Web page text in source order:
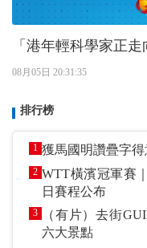
「港年輕科學家正走
08月05日 20:31:35
排行榜
1
2 WTT橫濱冠軍賽
日賽程公布
3
（有片）去街
六大景點